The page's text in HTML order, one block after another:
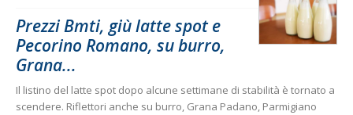
Prezzi Bmti, giù latte spot e
Pecorino Romano, su burro,
Grana...
Il listino del latte spot dopo alcune settimane di stabilità è tornato a
scendere. Riflettori anche su burro, Grana Padano, Parmigiano